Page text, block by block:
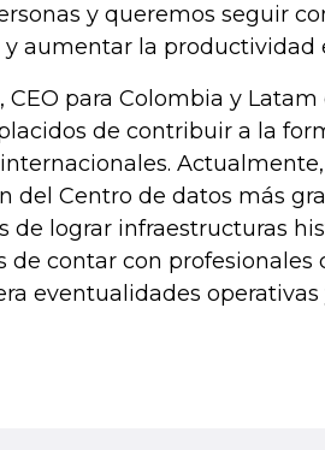
y queremos seguir
aumentar la productividad
CEO para Colombia y
de contribuir a la
del Centro de datos más
de lograr infraestructuras
de contar con
eventualidades operativas